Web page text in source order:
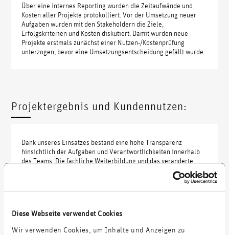
Diese Webseite verwendet Cookies
Wir verwenden Cookies, um Inhalte und Anzeigen zu
Über eine internes Reporting wurden die Zeitaufwände und
Kosten aller Projekte protokolliert. Vor der Umsetzung neuer
Aufgaben wurden mit den Stakeholdern die Ziele,
Erfolgskriterien und Kosten diskutiert. Damit wurden neue
Projekte erstmals zunächst einer Nutzen-/Kostenprüfung
unterzogen, bevor eine Umsetzungsentscheidung gefällt wurde.
Projektergebnis und Kundennutzen:
Dank unseres Einsatzes bestand eine hohe Transparenz
hinsichtlich der Aufgaben und Verantwortlichkeiten innerhalb
des Teams. Die fachliche Weiterbildung und das veränderte
Auftreten der Teammitglieder führten zu einer positiveren
Wahrnehmung im Haus und zu einer zunehmenden Funktion als
Dienstleister der klassischen Abteilungen steigerte die
Arbeitsmotivation und –leistung. Die neuen Beratungs- und